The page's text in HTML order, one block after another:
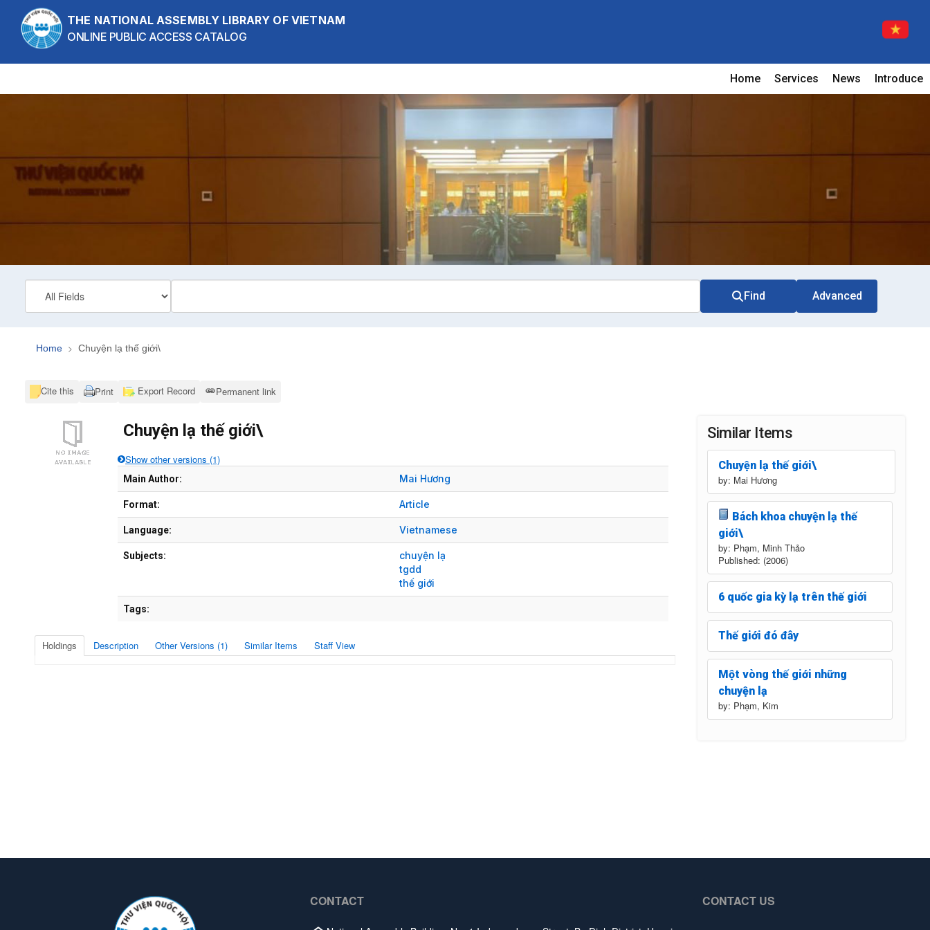
Skip to content
THE NATIONAL ASSEMBLY LIBRARY OF VIETNAM
ONLINE PUBLIC ACCESS CATALOG
Home Services News Introduce
Find Advanced
Home Chuyện lạ thế giới\
Cite this Print Export Record Permanent link
Chuyện lạ thế giới\
Show other versions (1)
Bibliographic Details
Main Author: Mai Hương
Format: Article
Language: Vietnamese
Subjects:
chuyện lạ
tgdd
thế giới
Tags:
Holdings Description Other Versions (1) Similar Items Staff View
Similar Items
Chuyện lạ thế giới\
by: Mai Hương
Bách khoa chuyện lạ thế
giới\
by: Phạm, Minh Thảo
Published: (2006)
6 quốc gia kỳ lạ trên thế giới
Thế giới đó đây
Một vòng thế giới những
chuyện lạ
by: Phạm, Kim
CONTACT CONTACT US